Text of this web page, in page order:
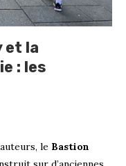
et la
: les
le Bastion